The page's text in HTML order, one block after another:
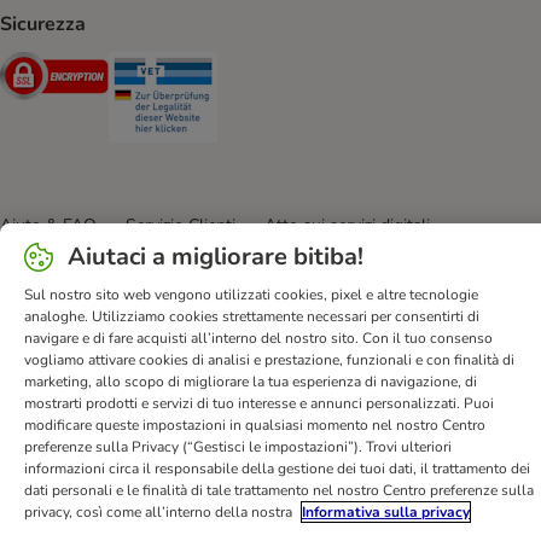
Sicurezza
Security
Aiuto & FAQ Servizio Clienti
Atto sui servizi digitali
Condizioni di vendita
Informazioni legali
Privacy
Newsletter
Spese e tempi di consegna
Metodi di Pagamento
Modulo tipo di recesso
Disposizioni ambientali & smaltimento
Opt-out
Programma fedeltà
Sconti & Vantaggi
Dichiarazione di accessibilità
bitiba GmbH2026
Aiutaci a migliorare bitiba!
Sul nostro sito web vengono utilizzati cookies, pixel e altre tecnologie
analoghe. Utilizziamo cookies strettamente necessari per consentirti di
navigare e di fare acquisti all’interno del nostro sito. Con il tuo consenso
vogliamo attivare cookies di analisi e prestazione, funzionali e con finalità di
marketing, allo scopo di migliorare la tua esperienza di navigazione, di
mostrarti prodotti e servizi di tuo interesse e annunci personalizzati. Puoi
modificare queste impostazioni in qualsiasi momento nel nostro Centro
preferenze sulla Privacy (“Gestisci le impostazioni”). Trovi ulteriori
informazioni circa il responsabile della gestione dei tuoi dati, il trattamento dei
dati personali e le finalità di tale trattamento nel nostro Centro preferenze sulla
privacy, così come all’interno della nostra Informativa sulla privacy